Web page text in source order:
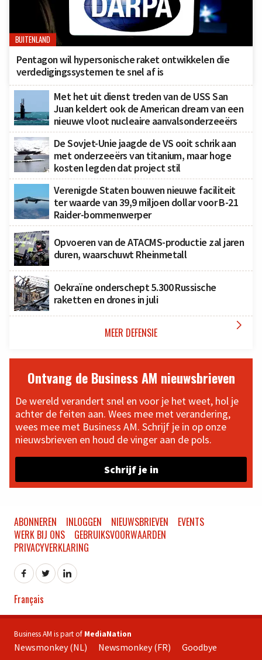
BUITENLAND
Pentagon wil hypersonische raket ontwikkelen die
verdedigingssystemen te snel af is
Met het uit dienst treden van de USS San
Juan keldert ook de American dream van een
nieuwe vloot nucleaire aanvalsonderzeeërs
De Sovjet-Unie jaagde de VS ooit schrik aan
met onderzeeërs van titanium, maar hoge
kosten legden dat project stil
Verenigde Staten bouwen nieuwe faciliteit
ter waarde van 39,9 miljoen dollar voor B-21
Raider-bommenwerper
Opvoeren van de ATACMS-productie zal jaren
duren, waarschuwt Rheinmetall
Oekraïne onderschept 5.300 Russische
raketten en drones in juli
MEER DEFENSIE 
Ontvang de Business AM nieuwsbrieven
De wereld verandert snel en voor je het weet, hol je
achter de feiten aan. Wees mee met verandering,
wees mee met Business AM. Schrijf je in op onze
nieuwsbrieven en houd de vinger aan de pols.
Schrijf je in
ABONNEREN INLOGGEN NIEUWSBRIEVEN
EVENTS
WERK BIJ ONS
GEBRUIKSVOORWAARDEN
PRIVACYVERKLARING
Français
Business AM is part of MediaNation
Newsmonkey (NL) Newsmonkey (FR) Goodbye